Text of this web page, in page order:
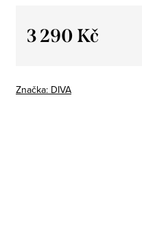
3 290 Kč
Značka: DIVA